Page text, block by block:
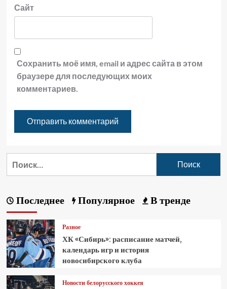
Сайт
Сохранить моё имя, email и адрес сайта в этом
браузере для последующих моих
комментариев.
Последнее Популярное В тренде
Разное
ХК «Сибирь»: расписание матчей,
календарь игр и история
новосибирского клуба
Новости белорусского хоккея